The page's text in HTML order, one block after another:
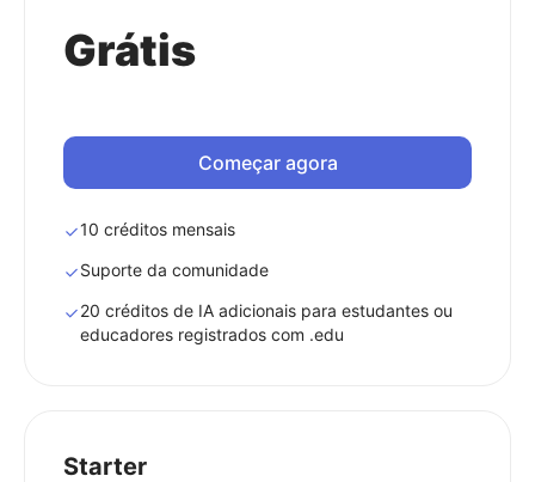
Grátis
Começar agora
10 créditos mensais
Suporte da comunidade
20 créditos de IA adicionais para estudantes ou
educadores registrados com .edu
Starter